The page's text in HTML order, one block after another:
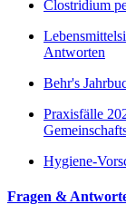
Clostridium
Antworten
Behr's
Praxisfälle
Hygiene-
Fragen &